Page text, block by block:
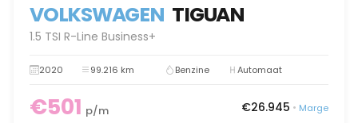
VOLKSWAGEN TIGUAN
1.5 TSI R-Line Business+
2020 99.216 km Benzine Automaat
€501 p/m €26.945 • Marge